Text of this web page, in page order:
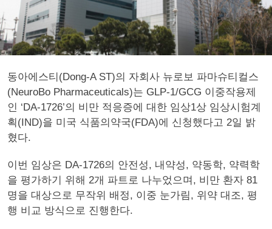
동아에스티(Dong-A ST)의 자회사 뉴로보 파마슈티컬스
(NeuroBo Pharmaceuticals)는 GLP-1/GCG 이중작용제
인 ‘DA-1726’의 비만 적응증에 대한 임상1상 임상시험계
획(IND)을 미국 식품의약국(FDA)에 신청했다고 2일 밝
혔다.
이번 임상은 DA-1726의 안전성, 내약성, 약동학, 약력학
을 평가하기 위해 2개 파트로 나누었으며, 비만 환자 81
명을 대상으로 무작위 배정, 이중 눈가림, 위약 대조, 평
행 비교 방식으로 진행한다.